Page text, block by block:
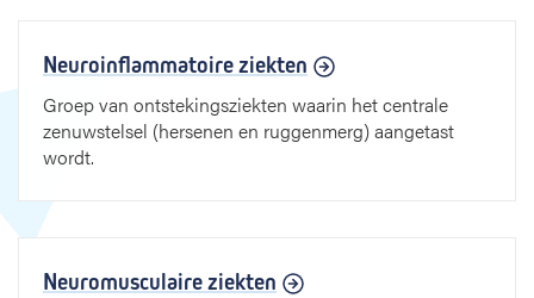
Neuroinflammatoire ziekten
Groep van ontstekingsziekten waarin het centrale
zenuwstelsel (hersenen en ruggenmerg) aangetast
wordt.
Neuromusculaire ziekten